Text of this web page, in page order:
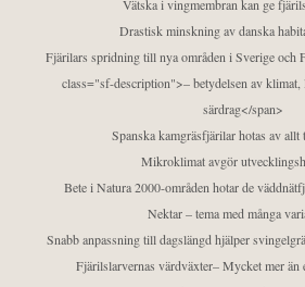
Vätska i vingmembran kan ge
Drastisk minskning av danska
Fjärilars spridning till nya områden i Sverige och
class="sf-description">– betydelsen av klimat,
särdrag</span>
Spanska kamgräsfjärilar hotas av allt
Mikroklimat avgör
Bete i Natura 2000-områden hotar de
Nektar – tema med många
Snabb anpassning till dagslängd hjälper
Fjärilslarvernas värdväxter– Mycket mer än